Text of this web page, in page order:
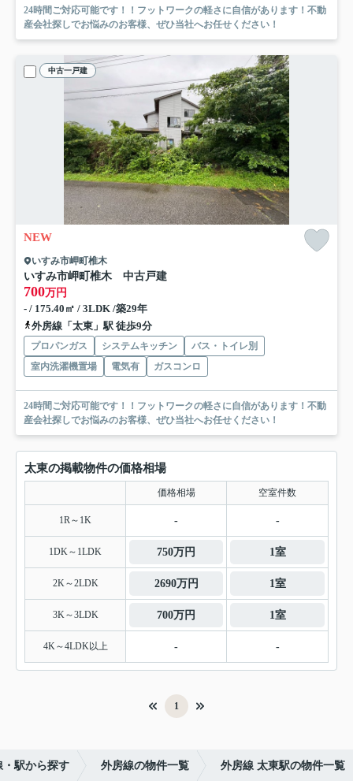
24時間ご対応可能です！！フットワークの軽さに自信があります！不動
産会社探しでお悩みのお客様、ぜひ当社へお任せください！
中古一戸建
NEW
いすみ市岬町椎木
いすみ市岬町椎木 中古戸建
700万円
- / 175.40㎡ / 3LDK /築29年
外房線「太東」駅 徒歩9分
プロパンガス システムキッチン
バス・トイレ別
室内洗濯機置場
電気有 ガスコンロ
24時間ご対応可能です！！フットワークの軽さに自信があります！不動
産会社探しでお悩みのお客様、ぜひ当社へお任せください！
太東の掲載物件の価格相場
価格相場 空室件数
1R～1K - -
1DK～1LDK 750万円 1室
2K～2LDK 2690万円 1室
3K～3LDK 700万円 1室
4K～4LDK以上 - -
1
・駅から探す 外房線の物件一覧 外房線 太東駅の物件一覧